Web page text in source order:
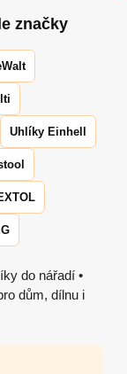
značky
Uhlíky Einhell
do nářadí •
dům, dílnu i